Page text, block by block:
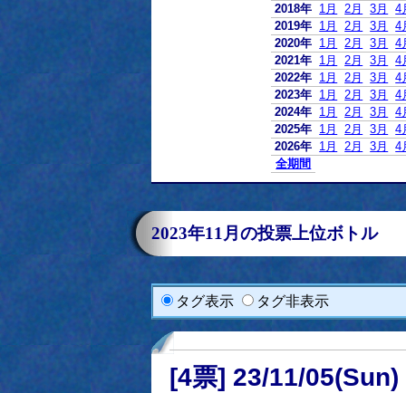
2018年 1月 2月 3月
4
2019年 1月 2月 3月
4
2020年 1月 2月 3月
4
2021年 1月 2月 3月
4
2022年 1月 2月 3月
4
2023年 1月 2月 3月
4
2024年 1月 2月 3月
4
2025年 1月 2月 3月
4
2026年 1月 2月 3月
4
全期間
2023年11月の投票上位ボトル
タグ表示 タグ非表示
[4票] 23/11/